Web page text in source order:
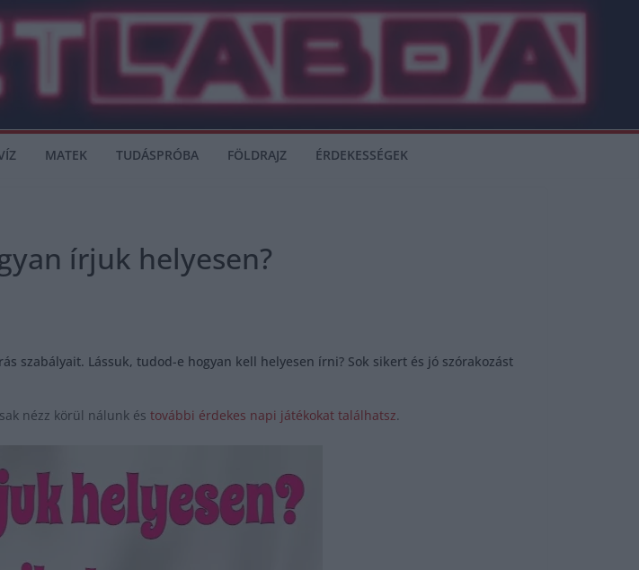
MATEK TUDÁSPRÓBA FÖLDRAJZ ÉRDEKESSÉGEK
írjuk helyesen?
szabályait. Lássuk, tudod-e hogyan kell helyesen írni? Sok sikert és jó szórakozást
nézz körül nálunk és további érdekes napi játékokat találhatsz.